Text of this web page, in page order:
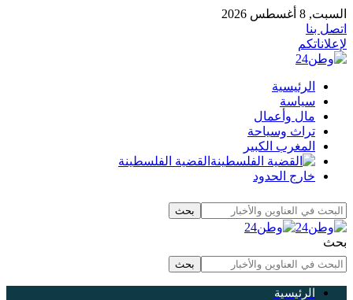
السبت, 8 أغسطس 2026
اتصل بنا
لإعلاناتكم
الرئيسية
سياسة
مال وأعمال
تراث وسياحة
المغرب الكبير
القضية الفلسطينة
خارج الحدود
بحث
الرئيسية